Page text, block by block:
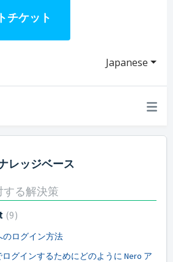
チケット
Japanese
レッジベース
る解決策
9
のログイン方法
グインするためにどのように Nero ア